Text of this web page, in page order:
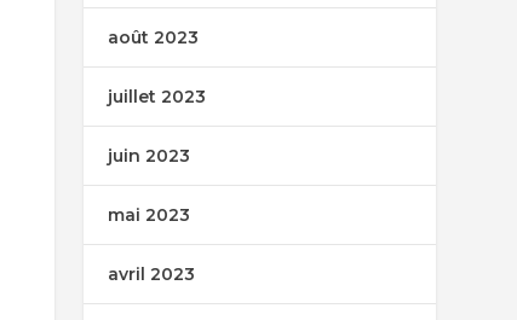
août 2023
juillet 2023
juin 2023
mai 2023
avril 2023